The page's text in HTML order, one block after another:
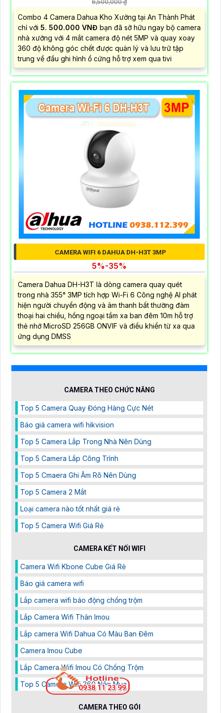
6,500,000 ₫
Combo 4 Camera Dahua Kho Xưởng tại An Thành Phát
chỉ với 5. 500.000 VNĐ bạn đã sỡ hữu ngay bộ camera
nhà xưởng với 4 mắt camera độ nét 5MP và quay xoay
360 độ không góc chết được quản lý và lưu trữ tập
trung về đầu ghi hình ổ cứng hỗ trợ xem qua tivi
CAMERA WIFI 6 DAHUA DH-H3T 3MP
5%-35%
Camera Dahua DH-H3T là dòng camera quay quét
trong nhà 355° 3MP tích hợp Wi-Fi 6 Công nghệ AI phát
hiện người chuyển động và âm thanh bất thường đàm
thoại hai chiều, hồng ngoại tầm xa ban đêm 10m hỗ trợ
thẻ nhớ MicroSD 256GB ONVIF và điều khiển từ xa qua
ứng dụng DMSS
CAMERA THEO CHỨC NĂNG
Top 5 Camera Quay Đóng Hàng Cực Nét
Báo giá camera wifi hikvision
Top 5 Camera Lắp Trong Nhà Nên Dùng
Top 5 Camera Lắp Công Trình
Top 5 Cmaera Ghi Âm Rõ Nên Dùng
Top 5 Camera 2 Mắt
Loại camera nào tốt nhất giá rẻ
Top 5 Camera Wifi Giá Rẻ
CAMERA KẾT NỐI WIFI
Camera Wifi Kbone Cube Giá Rẻ
Báo giá camera wifi
Lắp camera wifi báo động chống trộm
Lắp Camera Wifi Thân Imou
Lắp camera Wifi Dahua Có Màu Ban Đêm
Camera Imou Cube
Lắp Camera Wifi Imou Có Chống Trộm
Top 5 Camera Wifi 360 Nên Mua
CAMERA THEO GÓI